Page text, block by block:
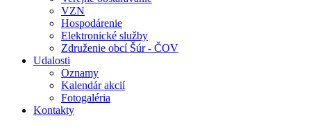
VZN
Hospodárenie
Elektronické služby
Združenie obcí Šúr - ČOV
Udalosti
Oznamy
Kalendár akcií
Fotogaléria
Kontakty